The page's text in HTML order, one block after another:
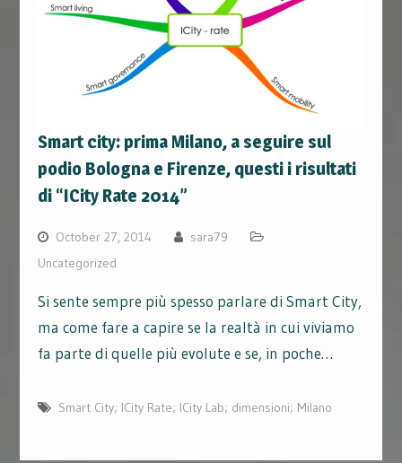
Smart city: prima Milano, a seguire sul
podio Bologna e Firenze, questi i risultati
di “ICity Rate 2014”
October 27, 2014
sara79
Uncategorized
Si sente sempre più spesso parlare di Smart City,
ma come fare a capire se la realtà in cui viviamo
fa parte di quelle più evolute e se, in poche…
Smart City; ICity Rate; ICity Lab; dimensioni; Milano